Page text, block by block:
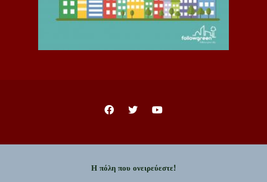
Η πόλη που ονειρεύεστε!